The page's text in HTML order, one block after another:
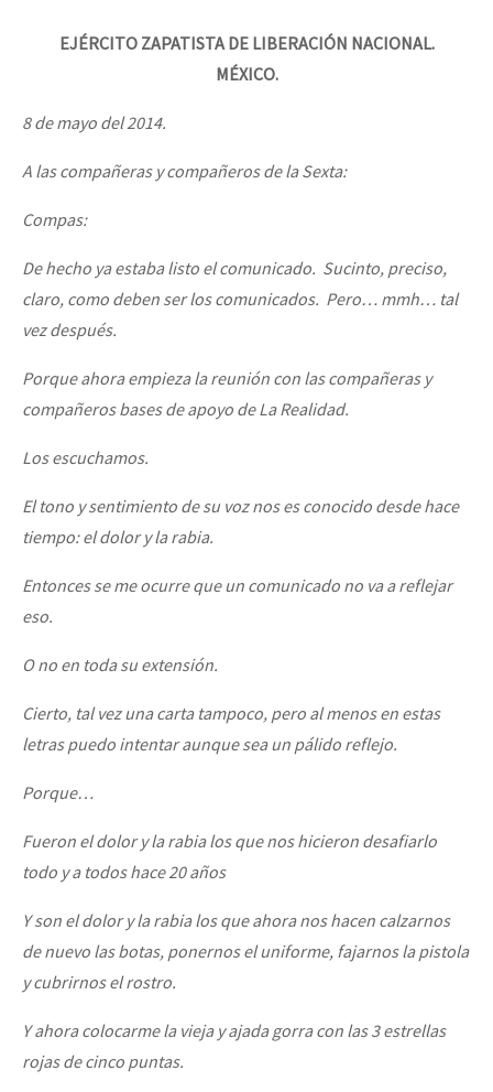
Megaproyectos
Migración
Presos
Mujeres
ETIQUETAS
Fotorreportaje
la naturaleza bajo asedio)
Libros para descargar
COVID-19
Eventos
EJÉRCITO ZAPATISTA DE LIBERACIÓN NACIONAL.
MÉXICO.
8 de mayo del 2014.
A las compañeras y compañeros de la Sexta:
Compas:
De hecho ya estaba listo el comunicado. Sucinto, preciso,
claro, como deben ser los comunicados. Pero… mmh… tal
vez después.
Porque ahora empieza la reunión con las compañeras y
compañeros bases de apoyo de La Realidad.
Los escuchamos.
El tono y sentimiento de su voz nos es conocido desde hace
tiempo: el dolor y la rabia.
Entonces se me ocurre que un comunicado no va a reflejar
eso.
O no en toda su extensión.
Cierto, tal vez una carta tampoco, pero al menos en estas
letras puedo intentar aunque sea un pálido reflejo.
Porque…
Fueron el dolor y la rabia los que nos hicieron desafiarlo
todo y a todos hace 20 años
Y son el dolor y la rabia los que ahora nos hacen calzarnos
de nuevo las botas, ponernos el uniforme, fajarnos la pistola
y cubrirnos el rostro.
Y ahora colocarme la vieja y ajada gorra con las 3 estrellas
rojas de cinco puntas.